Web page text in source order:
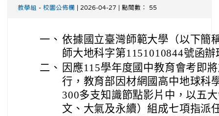
教學組 - 校園公佈欄 | 2026-04-27 | 點閱數： 55
一、 依據國立臺灣師範大學（以下簡
師大地科字第1151010844號函辦
二、 因應115學年度國中教育會考即
行，教育部因材網國高中地球科
300多支知識節點影片中，以五
文、大氣及永續）組成七項指派